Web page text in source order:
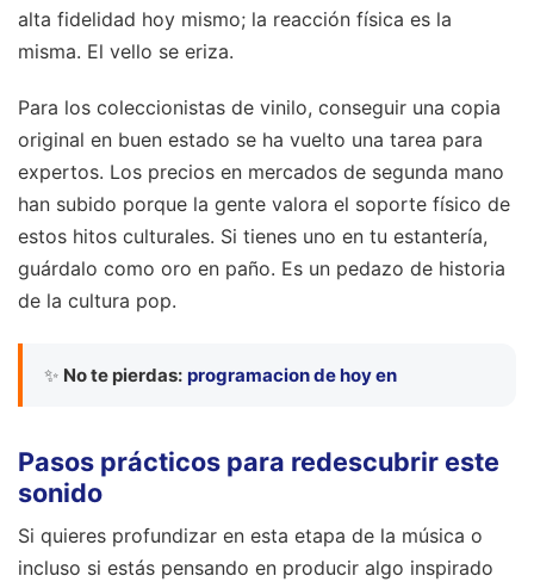
alta fidelidad hoy mismo; la reacción física es la
misma. El vello se eriza.
Para los coleccionistas de vinilo, conseguir una copia
original en buen estado se ha vuelto una tarea para
expertos. Los precios en mercados de segunda mano
han subido porque la gente valora el soporte físico de
estos hitos culturales. Si tienes uno en tu estantería,
guárdalo como oro en paño. Es un pedazo de historia
de la cultura pop.
✨ No te pierdas: programacion de hoy en
Pasos prácticos para redescubrir este
sonido
Si quieres profundizar en esta etapa de la música o
incluso si estás pensando en producir algo inspirado